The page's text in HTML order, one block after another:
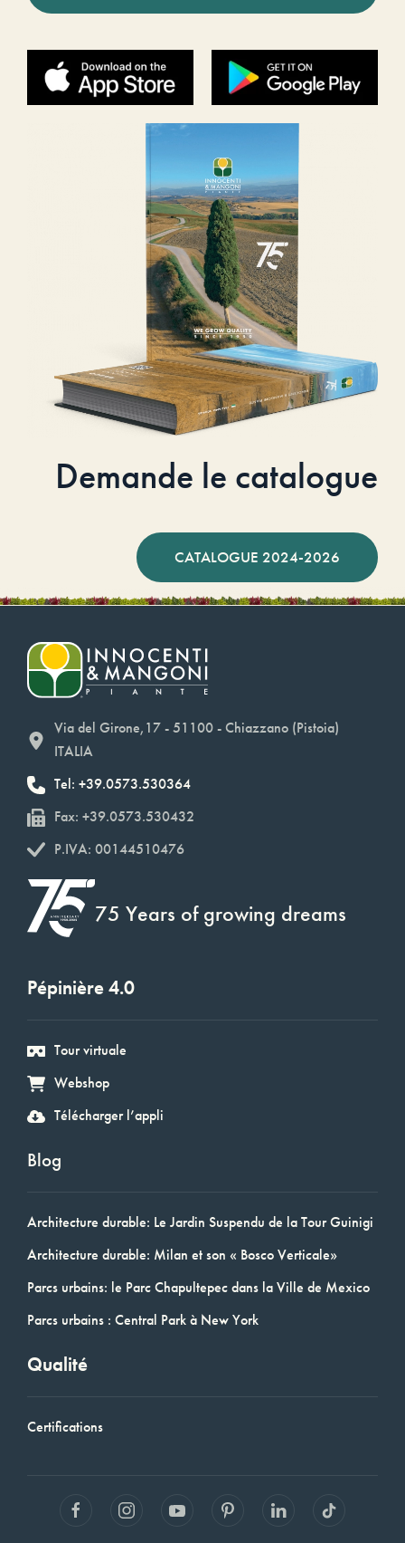
Demande le catalogue
CATALOGUE 2024-2026
Via del Girone,17 - 51100 - Chiazzano (Pistoia)
ITALIA
Tel: +39.0573.530364
Fax: +39.0573.530432
P.IVA: 00144510476
75 Years of growing dreams
Pépinière 4.0
Tour virtuale
Webshop
Télécharger l’appli
Blog
Architecture durable: Le Jardin Suspendu de la Tour Guinigi
Architecture durable: Milan et son « Bosco Verticale»
Parcs urbains: le Parc Chapultepec dans la Ville de Mexico
Parcs urbains : Central Park à New York
Qualité
Certifications